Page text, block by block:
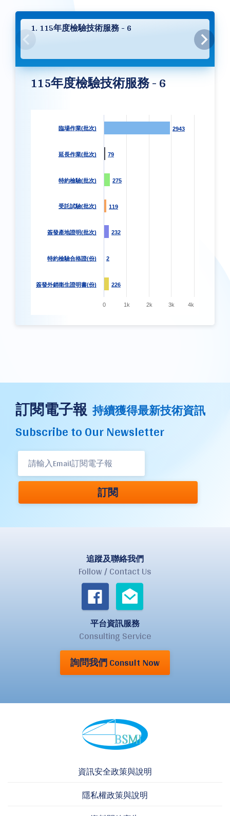
1. 115年度檢驗技術服務 - 6
115年度檢驗技術服務 - 6
2943
2943
79
79
275
275
119
119
232
232
2
2
226
226
臨場作業(批次)
延長作業(批次)
特約檢驗(批次)
受託試驗(批次)
簽發產地證明(批次)
特約檢驗合格證(份)
簽發外銷衛生證明書(份)
0 1k 2k 3k 4k
訂閱電子報 持續獲得最新技術資訊
Subscribe to Our Newsletter
訂閱
追蹤及聯絡我們
Follow / Contact Us
平台資訊服務
Consulting Service
詢問我們 Consult Now
資訊安全政策與說明
隱私權政策與說明